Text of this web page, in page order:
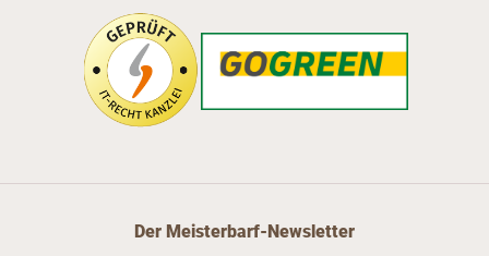
Der Meisterbarf-Newsletter